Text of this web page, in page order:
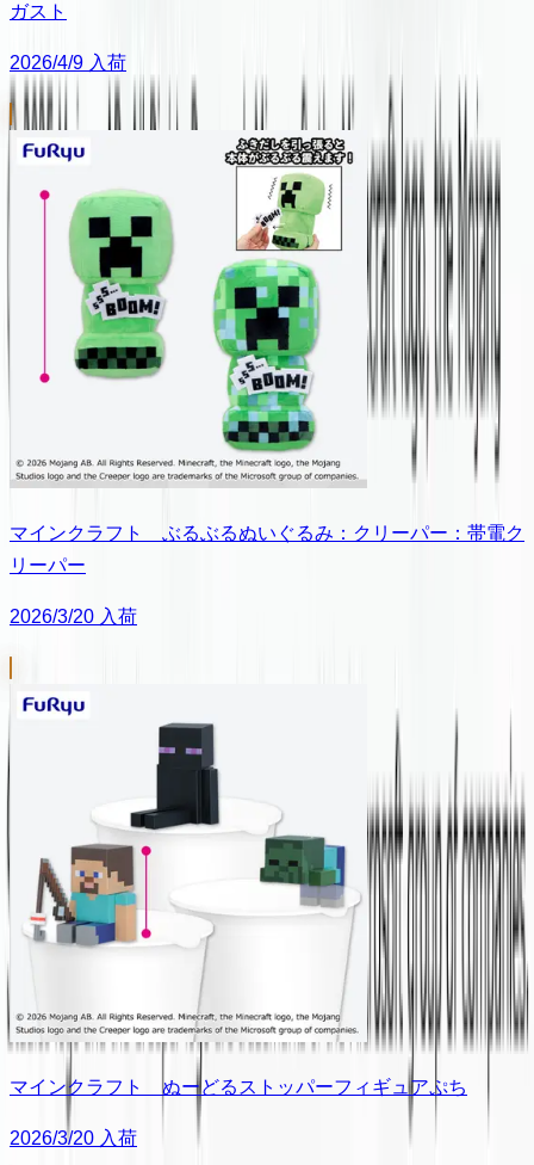
ガスト
2026/4/9 入荷
マインクラフト ぶるぶるぬいぐるみ：クリーパー：帯電ク
リーパー
2026/3/20 入荷
マインクラフト ぬーどるストッパーフィギュアぷち
2026/3/20 入荷